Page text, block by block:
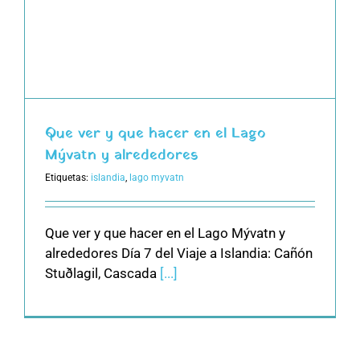
Que ver y que hacer en el Lago
Mývatn y alrededores
Etiquetas: islandia, lago myvatn
Que ver y que hacer en el Lago Mývatn y
alrededores Día 7 del Viaje a Islandia: Cañón
Stuðlagil, Cascada [...]